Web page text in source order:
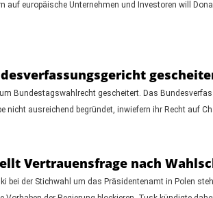
auf europäische Unternehmen und Investoren will
Bundestagswahlrecht gescheitert. Das
nicht ausreichend begründet, inwiefern ihr Recht auf
Vertrauensfrage nach
bei der Stichwahl um das Präsidentenamt in Polen